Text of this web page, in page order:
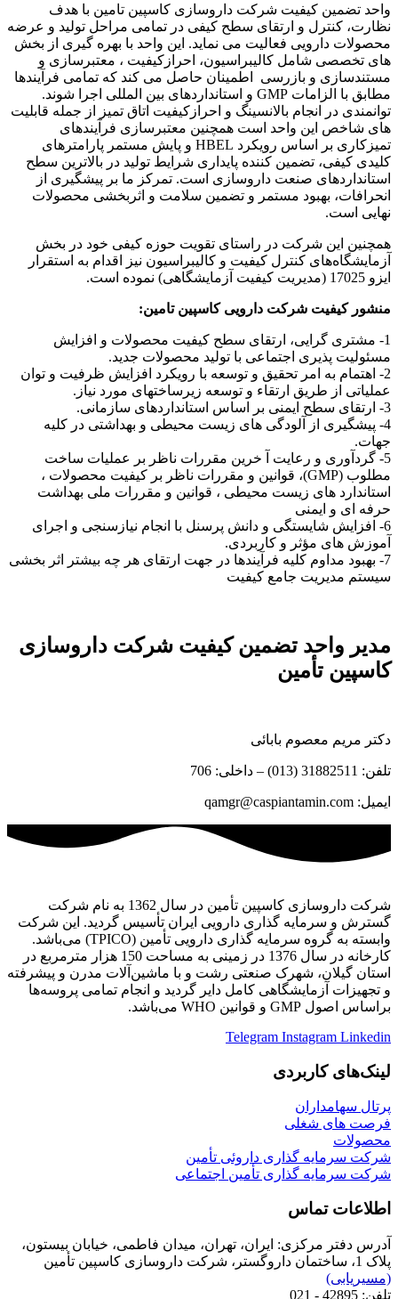
واحد تضمین کیفیت شرکت داروسازی کاسپین تامین با هدف
نظارت، کنترل و ارتقای سطح کیفی در تمامی مراحل تولید و عرضه
محصولات دارویی فعالیت می نماید. این واحد با بهره گیری از بخش
های تخصصی شامل کالیبراسیون، احرازکیفیت ، معتبرسازی و
مستندسازی و بازرسی اطمینان حاصل می کند که تمامی فرآیندها
مطابق با الزامات GMP و استانداردهای بین المللی اجرا شوند.
توانمندی در انجام بالانسینگ و احرازکیفیت اتاق تمیز از جمله قابلیت
های شاخص این واحد است همچنین معتبرسازی فرآیندهای
تمیزکاری بر اساس رویکرد HBEL و پایش مستمر پارامترهای
کلیدی کیفی، تضمین کننده پایداری شرایط تولید در بالاترین سطح
استانداردهای صنعت داروسازی است. تمرکز ما بر پیشگیری از
انحرافات، بهبود مستمر و تضمین سلامت و اثربخشی محصولات
نهایی است.
همچنین این شرکت در راستای تقویت حوزه کیفی خود در بخش
آزمایشگاه‌های کنترل کیفیت و کالیبراسیون نیز اقدام به استقرار
ایزو 17025 (مدیریت کیفیت آزمایشگاهی) نموده است.
منشور كيفيت شرکت دارویی کاسپین تامین:
1- مشتری گرایی، ارتقای سطح کیفیت محصولات و افزایش
مسئولیت پذیری اجتماعی با تولید محصولات جدید.
2- اهتمام به امر تحقیق و توسعه با رویکرد افزایش ظرفیت و توان
عملیاتی از طریق ارتقاء و توسعه زیرساختهای مورد نیاز.
3- ارتقای سطح ایمنی بر اساس استانداردهای سازمانی.
4- پیشگیری از آلودگی های زیست محیطی و بهداشتی در کلیه
جهات.
5- گردآوری و رعایت آ خرین مقررات ناظر بر عملیات ساخت
مطلوب (GMP)، قوانین و مقررات ناظر بر کیفیت محصولات ،
استاندارد های زیست محیطی ، قوانین و مقررات ملی بهداشت
حرفه ای و ایمنی
6- افزایش شایستگی و دانش پرسنل با انجام نیازسنجی و اجرای
آموزش های مؤثر و کاربردی.
7- بهبود مداوم کلیه فرآیندها در جهت ارتقای هر چه بیشتر اثر بخشی
سیستم مدیریت جامع کیفیت
مدیر واحد تضمین کیفیت شرکت داروسازی
کاسپین تأمین
دکتر مریم معصوم بابائی
تلفن: 31882511 (013) – داخلی: 706
ایمیل: qamgr@caspiantamin.com
شرکت داروسازی کاسپین تأمین در سال 1362 به نام شرکت
گسترش و سرمایه گذاری دارویی ایران تأسیس گردید. این شرکت
وابسته به گروه سرمایه گذاری دارویی تأمین (TPICO) می‌باشد.
کارخانه در سال 1376 در زمینی به مساحت 150 هزار مترمربع در
استان گیلان، شهرک صنعتی رشت و با ماشین‌آلات مدرن و پیشرفته
و تجهیزات آزمایشگاهی کامل دایر گردید و انجام تمامی پروسه‌ها
براساس اصول GMP و قوانین WHO می‌باشد.
Telegram Instagram Linkedin
لینک‌های کاربردی
پرتال سهامداران
فرصت های شغلی
محصولات
شرکت سرمایه گذاری داروئی تأمین
شرکت سرمایه گذاری تأمین اجتماعی
اطلاعات تماس
آدرس دفتر مرکزی: ایران، تهران، میدان فاطمی، خیابان بیستون،
پلاک 1، ساختمان داروگستر، شرکت داروسازی کاسپین تأمین
(مسیریابی)
تلفن: 42895 - 021